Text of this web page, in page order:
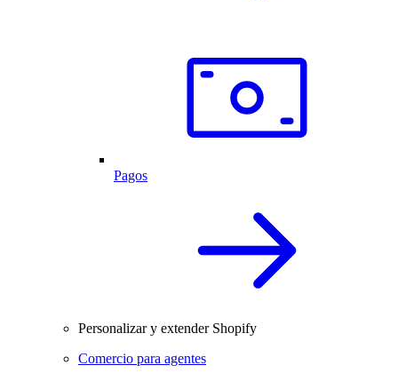
Pagos
Personalizar y extender Shopify
Comercio para agentes